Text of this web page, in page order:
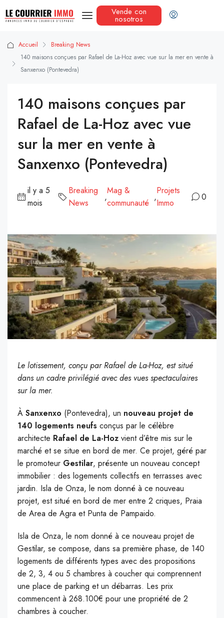
Vende con
nosotros
Accueil
Breaking News
140 maisons conçues par Rafael de La-Hoz avec vue sur la mer en vente à
Sanxenxo (Pontevedra)
140 maisons conçues par
Rafael de La-Hoz avec vue
sur la mer en vente à
Sanxenxo (Pontevedra)
il y a 5
mois
Breaking
News
,
Mag &
communauté
,
Projets
Immo
0
Le lotissement, conçu par Rafael de La-Hoz, est situé
dans un cadre privilégié avec des vues spectaculaires
sur la mer.
À Sanxenxo (Pontevedra), un nouveau projet de
140 logements neufs conçus par le célèbre
architecte Rafael de La-Hoz vient d’être mis sur le
marché et se situe en bord de mer. Ce projet, géré par
le promoteur Gestilar, présente un nouveau concept
immobilier : des logements collectifs en terrasses avec
jardin. Isla de Onza, le nom donné à ce nouveau
projet, est situé en bord de mer entre 2 criques, Praia
de Area de Agra et Punta de Pampaido.
Isla de Onza, le nom donné à ce nouveau projet de
Gestilar, se compose, dans sa première phase, de 140
logements de différents types avec des propositions
de 2, 3, 4 ou 5 chambres à coucher qui comprennent
une place de parking et un débarras. Les prix
commencent à 268.100€ pour une propriété de 2
chambres à coucher.